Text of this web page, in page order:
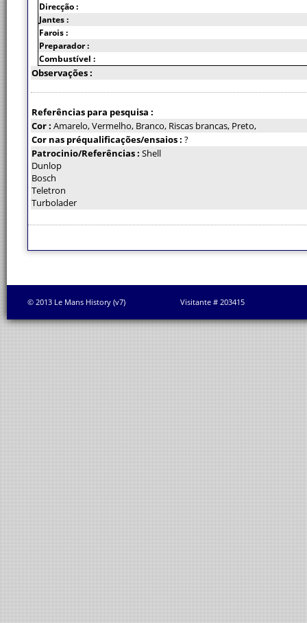
Direcção :
Jantes :
Farois :
Preparador :
Combustível :
Observações :
Referências para pesquisa :
Cor : Amarelo, Vermelho, Branco, Riscas brancas, Preto,
Cor nas préqualificações/ensaios : ?
Patrocinio/Referências : Shell
Dunlop
Bosch
Teletron
Turbolader
© 2013 Le Mans History (v7) Visitante # 203415